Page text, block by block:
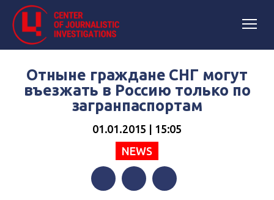
Отныне граждане СНГ могут
въезжать в Россию только по
загранпаспортам
01.01.2015 | 15:05
NEWS